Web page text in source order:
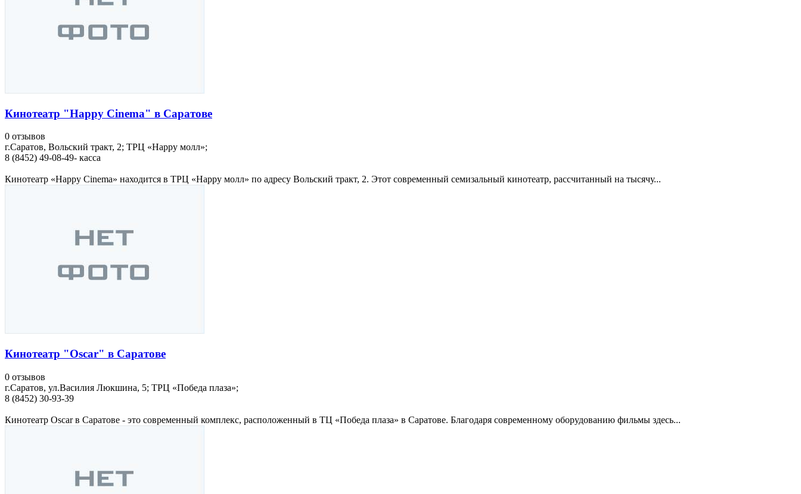
Кинотеатр "Happy Cinema" в Саратове
0 отзывов
г.Саратов, Вольский тракт, 2; ТРЦ «Happy молл»;
8 (8452) 49-08-49- касса
Кинотеатр «Happy Cinema» находится в ТРЦ «Happy молл» по адресу Вольский тракт, 2. Этот современный семизальный кинотеатр, рассчитанный на тысячу...
Кинотеатр "Oscar" в Саратове
0 отзывов
г.Саратов, ул.Василия Люкшина, 5; ТРЦ «Победа плаза»;
8 (8452) 30-93-39
Кинотеатр Oscar в Саратове - это современный комплекс, расположенный в ТЦ «Победа плаза» в Саратове. Благодаря современному оборудованию фильмы здесь...